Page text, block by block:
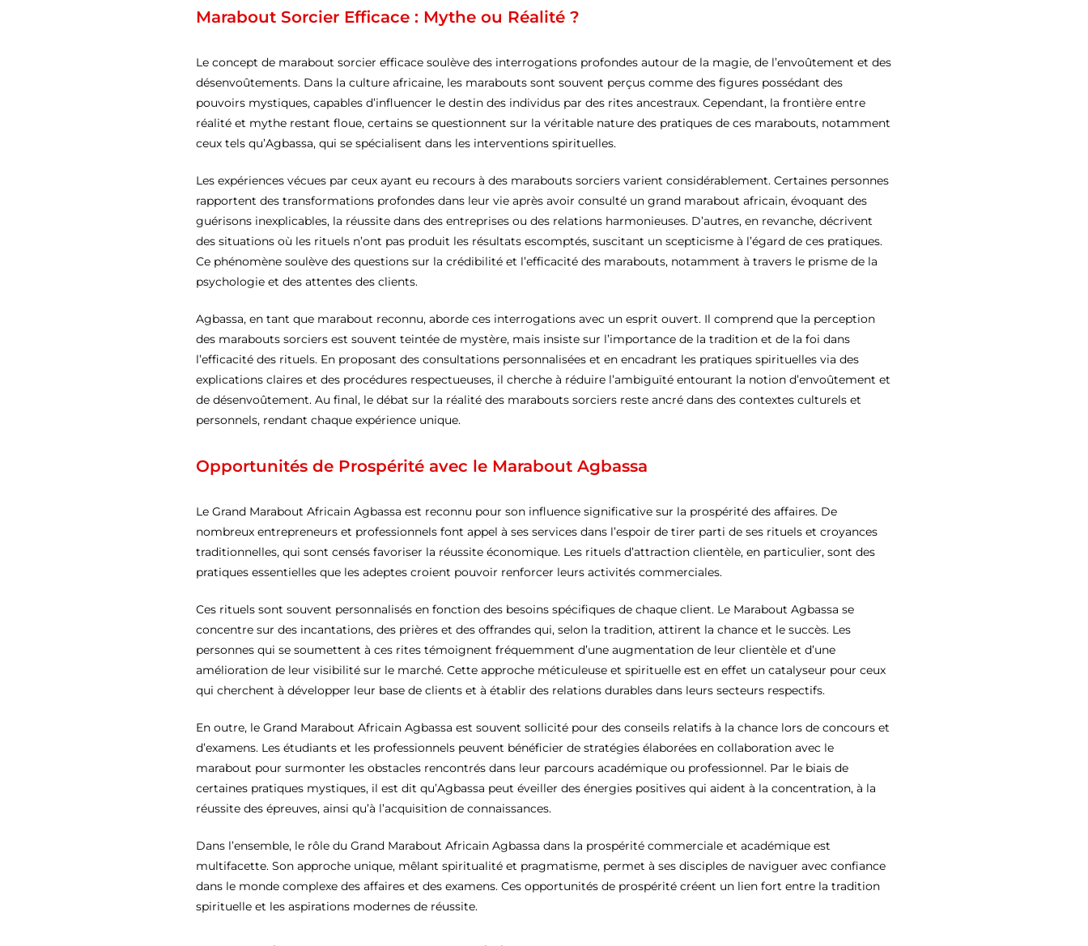
Marabout Sorcier Efficace : Mythe ou Réalité ?
Le concept de marabout sorcier efficace soulève des interrogations profondes autour de la magie, de l’envoûtement et des
désenvoûtements. Dans la culture africaine, les marabouts sont souvent perçus comme des figures possédant des
pouvoirs mystiques, capables d’influencer le destin des individus par des rites ancestraux. Cependant, la frontière entre
réalité et mythe restant floue, certains se questionnent sur la véritable nature des pratiques de ces marabouts, notamment
ceux tels qu’Agbassa, qui se spécialisent dans les interventions spirituelles.
Les expériences vécues par ceux ayant eu recours à des marabouts sorciers varient considérablement. Certaines personnes
rapportent des transformations profondes dans leur vie après avoir consulté un grand marabout africain, évoquant des
guérisons inexplicables, la réussite dans des entreprises ou des relations harmonieuses. D’autres, en revanche, décrivent
des situations où les rituels n’ont pas produit les résultats escomptés, suscitant un scepticisme à l’égard de ces pratiques.
Ce phénomène soulève des questions sur la crédibilité et l’efficacité des marabouts, notamment à travers le prisme de la
psychologie et des attentes des clients.
Agbassa, en tant que marabout reconnu, aborde ces interrogations avec un esprit ouvert. Il comprend que la perception
des marabouts sorciers est souvent teintée de mystère, mais insiste sur l’importance de la tradition et de la foi dans
l’efficacité des rituels. En proposant des consultations personnalisées et en encadrant les pratiques spirituelles via des
explications claires et des procédures respectueuses, il cherche à réduire l’ambiguïté entourant la notion d’envoûtement et
de désenvoûtement. Au final, le débat sur la réalité des marabouts sorciers reste ancré dans des contextes culturels et
personnels, rendant chaque expérience unique.
Opportunités de Prospérité avec le Marabout Agbassa
Le Grand Marabout Africain Agbassa est reconnu pour son influence significative sur la prospérité des affaires. De
nombreux entrepreneurs et professionnels font appel à ses services dans l’espoir de tirer parti de ses rituels et croyances
traditionnelles, qui sont censés favoriser la réussite économique. Les rituels d’attraction clientèle, en particulier, sont des
pratiques essentielles que les adeptes croient pouvoir renforcer leurs activités commerciales.
Ces rituels sont souvent personnalisés en fonction des besoins spécifiques de chaque client. Le Marabout Agbassa se
concentre sur des incantations, des prières et des offrandes qui, selon la tradition, attirent la chance et le succès. Les
personnes qui se soumettent à ces rites témoignent fréquemment d’une augmentation de leur clientèle et d’une
amélioration de leur visibilité sur le marché. Cette approche méticuleuse et spirituelle est en effet un catalyseur pour ceux
qui cherchent à développer leur base de clients et à établir des relations durables dans leurs secteurs respectifs.
En outre, le Grand Marabout Africain Agbassa est souvent sollicité pour des conseils relatifs à la chance lors de concours et
d’examens. Les étudiants et les professionnels peuvent bénéficier de stratégies élaborées en collaboration avec le
marabout pour surmonter les obstacles rencontrés dans leur parcours académique ou professionnel. Par le biais de
certaines pratiques mystiques, il est dit qu’Agbassa peut éveiller des énergies positives qui aident à la concentration, à la
réussite des épreuves, ainsi qu’à l’acquisition de connaissances.
Dans l’ensemble, le rôle du Grand Marabout Africain Agbassa dans la prospérité commerciale et académique est
multifacette. Son approche unique, mêlant spiritualité et pragmatisme, permet à ses disciples de naviguer avec confiance
dans le monde complexe des affaires et des examens. Ces opportunités de prospérité créent un lien fort entre la tradition
spirituelle et les aspirations modernes de réussite.